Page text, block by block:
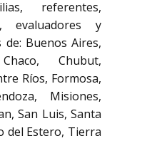
referentes,
evaluadores y
Buenos Aires,
Chubut,
Ríos, Formosa,
Misiones,
San Luis, Santa
del Estero, Tierra